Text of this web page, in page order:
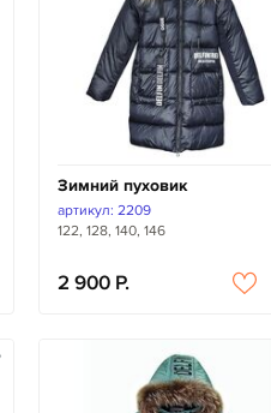
Зимний пуховик
артикул: 2209
122, 128, 140, 146
2 900